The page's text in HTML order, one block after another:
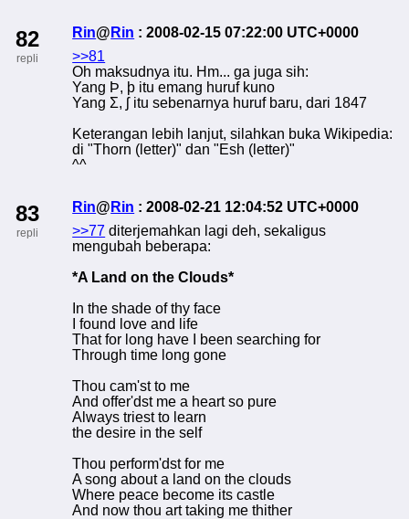
82
repli
Rin@ Rin : 2008-02-15 07:22:00 UTC+0000
>>81
Oh maksudnya itu. Hm... ga juga sih:
Yang Þ, þ itu emang huruf kuno
Yang Ʃ, ʃ itu sebenarnya huruf baru, dari 1847
Keterangan lebih lanjut, silahkan buka Wikipedia:
di "Thorn (letter)" dan "Esh (letter)"
^^
83
repli
Rin@ Rin : 2008-02-21 12:04:52 UTC+0000
>>77 diterjemahkan lagi deh, sekaligus
mengubah beberapa:
*A Land on the Clouds*
In the shade of thy face
I found love and life
That for long have I been searching for
Through time long gone
Thou cam'st to me
And offer'dst me a heart so pure
Always triest to learn
the desire in the self
Thou perform'dst for me
A song about a land on the clouds
Where peace become its castle
And now thou art taking me thither